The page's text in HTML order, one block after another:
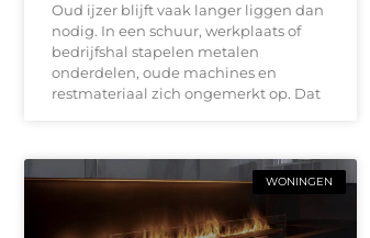
Oud ijzer blijft vaak langer liggen dan
nodig. In een schuur, werkplaats of
bedrijfshal stapelen metalen
onderdelen, oude machines en
restmateriaal zich ongemerkt op. Dat
WONINGEN